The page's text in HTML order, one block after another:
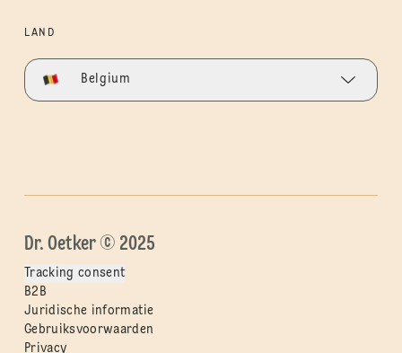
LAND
Belgium
Dr. Oetker © 2025
Tracking consent
B2B
Juridische informatie
Gebruiksvoorwaarden
Privacy